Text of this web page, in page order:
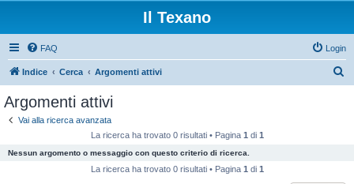
Il Texano
FAQ Login
Indice Cerca Argomenti attivi
Argomenti attivi
Vai alla ricerca avanzata
La ricerca ha trovato 0 risultati • Pagina 1 di 1
Nessun argomento o messaggio con questo criterio di ricerca.
La ricerca ha trovato 0 risultati • Pagina 1 di 1